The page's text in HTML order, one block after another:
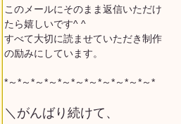
このメールにそのまま返信いただけ
たら嬉しいです^ ^
すべて大切に読ませていただき制作
の励みにしています。
*～*～*～*～*～*～*～*～*～*～*～*
＼がんばり続けて、